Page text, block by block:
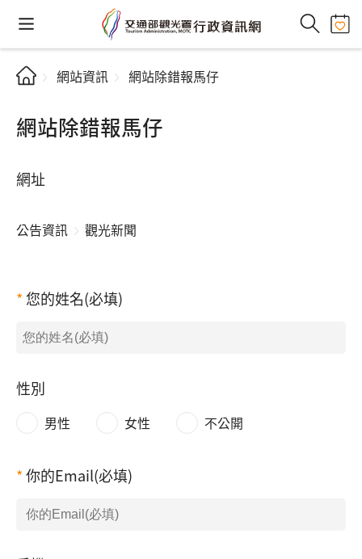
網站資訊 網站除錯報馬仔
網站除錯報馬仔
網址
公告資訊 觀光新聞
您的姓名(必填)
性別
男性 女性 不公開
你的Email(必填)